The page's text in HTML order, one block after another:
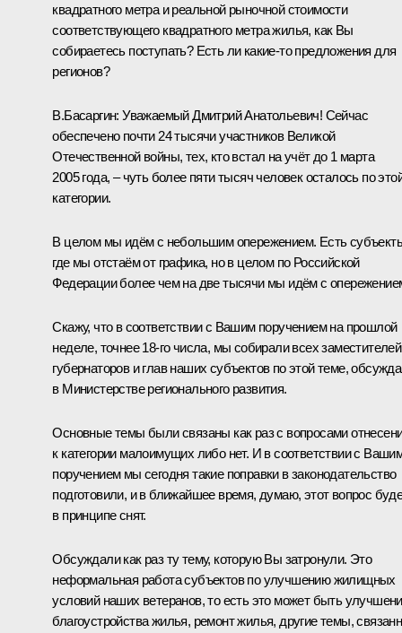
квадратного метра и реальной рыночной стоимости
соответствующего квадратного метра жилья, как Вы
собираетесь поступать? Есть ли какие‑то предложения для
регионов?
В.Басаргин: Уважаемый Дмитрий Анатольевич! Сейчас
обеспечено почти 24 тысячи участников Великой
Отечественной войны, тех, кто встал на учёт до 1 марта
2005 года, – чуть более пяти тысяч человек осталось по
категории.
В целом мы идём с небольшим опережением. Есть
где мы отстаём от графика, но в целом по Российской
Федерации более чем на две тысячи мы идём с
Скажу, что в соответствии с Вашим поручением на прошлой
неделе, точнее 18-го числа, мы собирали всех заместителей
губернаторов и глав наших субъектов по этой теме,
в Министерстве регионального развития.
Основные темы были связаны как раз с вопросами
к категории малоимущих либо нет. И в соответствии с
поручением мы сегодня такие поправки в законодательство
подготовили, и в ближайшее время, думаю, этот вопрос
в принципе снят.
Обсуждали как раз ту тему, которую Вы затронули. Это
неформальная работа субъектов по улучшению жилищных
условий наших ветеранов, то есть это может быть
благоустройства жилья, ремонт жилья, другие темы,